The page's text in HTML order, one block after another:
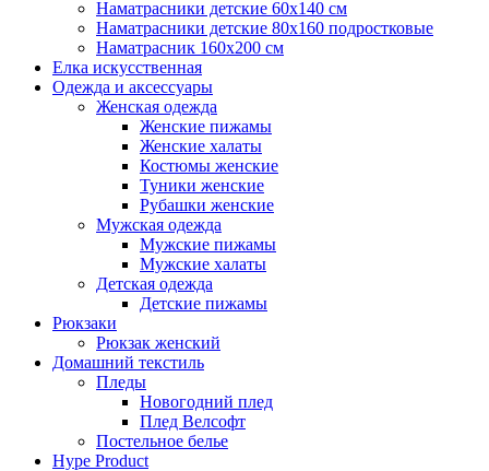
Наматрасники детские 60х140 см
Наматрасники детские 80х160 подростковые
Наматрасник 160х200 см
Елка искусственная
Одежда и аксессуары
Женская одежда
Женские пижамы
Женские халаты
Костюмы женские
Туники женские
Рубашки женские
Мужская одежда
Мужские пижамы
Мужские халаты
Детская одежда
Детские пижамы
Рюкзаки
Рюкзак женский
Домашний текстиль
Пледы
Новогодний плед
Плед Велсофт
Постельное белье
Hype Product